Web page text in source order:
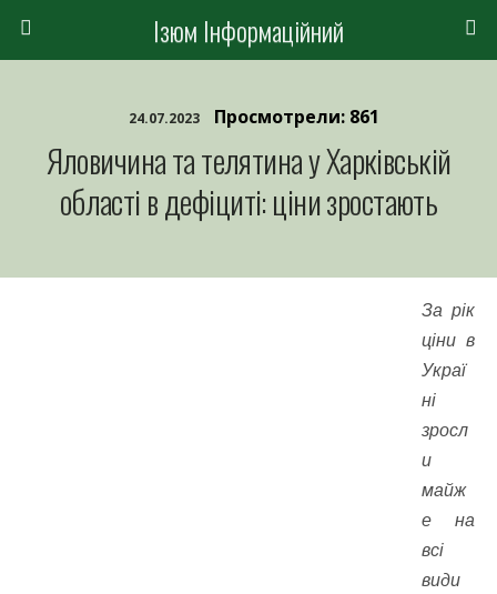
Ізюм Інформаційний
24.07.2023 Просмотрели: 861
Яловичина та телятина у Харківській
області в дефіциті: ціни зростають
За рік
ціни в
Украї
ні
зросл
и
майж
е на
всі
види